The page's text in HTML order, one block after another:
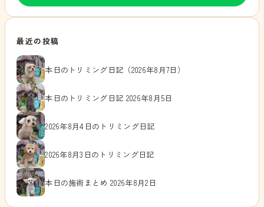
最近の投稿
本日のトリミング日記（2026年8月7日）
本日のトリミング日記 2026年8月5日
2026年8月4日のトリミング日記
2026年8月3日のトリミング日記
本日の施術まとめ 2026年8月2日